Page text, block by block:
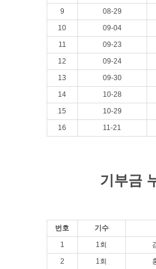
9
08-29
10
09-04
11
09-23
12
09-24
13
09-30
14
10-28
15
10-29
16
11-21
기부금
번호 기수
1
1회
2
1회